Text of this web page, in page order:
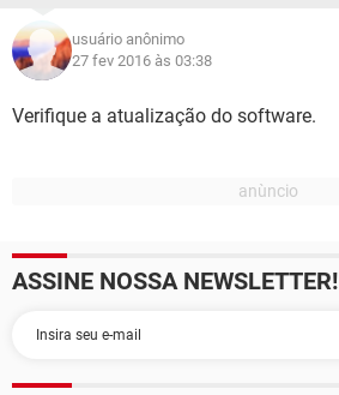
usuário anônimo
27 fev 2016 às 03:38
Verifique a atualização do software.
ASSINE NOSSA NEWSLETTER!